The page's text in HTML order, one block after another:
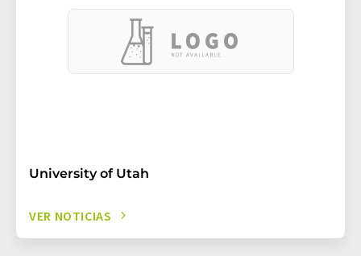
University of Utah
VER NOTICIAS